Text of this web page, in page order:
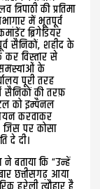
की प्रतिमा
में भूतपूर्व
ब्रिगेडियर
सैनिकों, शहीद के
कर विस्तार से
समस्याओं के
पूरी तरह
सैनिकों की तरफ़
को इम्पैनल
करवाकर
पर कोसा
दे दी।
बताया कि “उन्हें
छत्तीसगढ़ आया